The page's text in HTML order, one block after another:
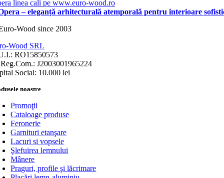
– eleganță arhitecturală atemporală pentru interioare
Wood SRL
RO15850573
J2003001965224
Social: 10.000 lei
noastre
Promoţii
Cataloage produse
Feronerie
Garnituri etanşare
Lacuri si vopsele
Şlefuirea lemnului
Mânere
Praguri, profile şi lăcrimare